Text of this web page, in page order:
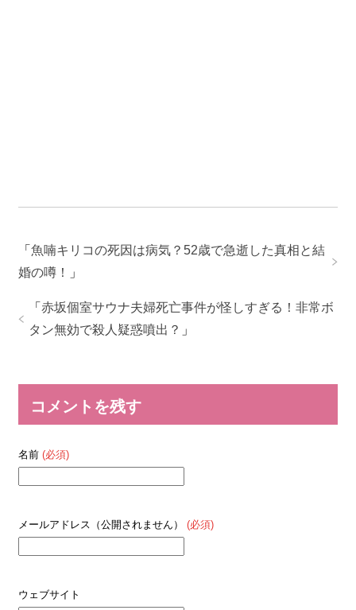
「 魚喃キリコの死因は病気？52歳で急逝した真相と結
婚の噂！
」
「 赤坂個室サウナ夫婦死亡事件が怪しすぎる！非常ボ
タン無効で殺人疑惑噴出？ 」
コメントを残す
名前 (必須)
メールアドレス（公開されません） (必須)
ウェブサイト